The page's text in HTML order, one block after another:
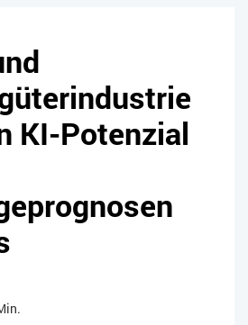
KI-Potenzial